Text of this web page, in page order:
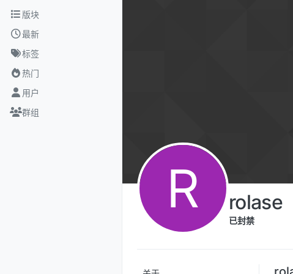
跳转至内容
版块
最新
标签
热门
用户
群组
R rolase
已封禁